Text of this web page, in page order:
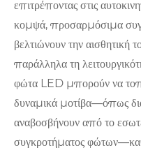
επιτρέποντας στις
κομψά, προσαρμόσιμα
βελτιώνουν την αισθητική
παράλληλα τη
φώτα LED μπορούν να
δυναμικά μοτίβα—όπως
αναβοσβήνουν από το
συγκροτήματος